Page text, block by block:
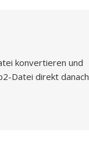
konvertieren und
Datei direkt danach